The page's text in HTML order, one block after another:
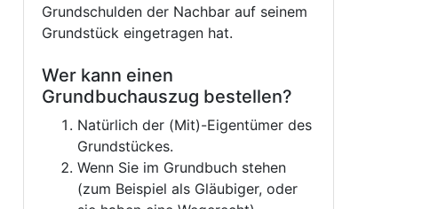
Grundschulden der Nachbar auf seinem
Grundstück eingetragen hat.
Wer kann einen
Grundbuchauszug bestellen?
Natürlich der (Mit)-Eigentümer des
Grundstückes.
Wenn Sie im Grundbuch stehen
(zum Beispiel als Gläubiger, oder